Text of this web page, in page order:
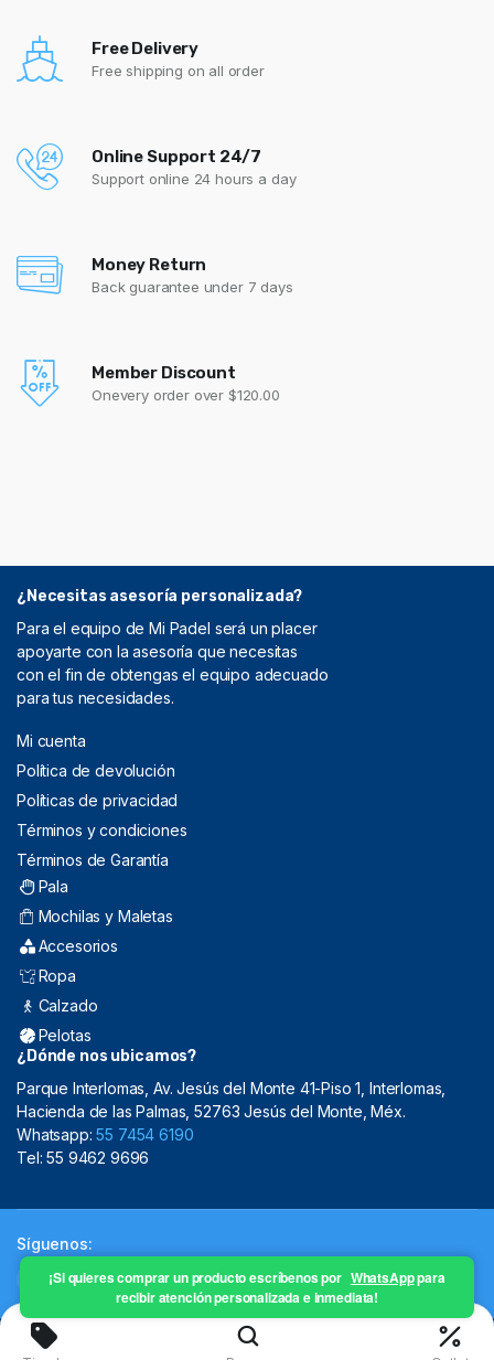
Free Delivery
Free shipping on all order
Online Support 24/7
Support online 24 hours a day
Money Return
Back guarantee under 7 days
Member Discount
Onevery order over $120.00
¿Necesitas asesoría personalizada?
Para el equipo de Mi Padel será un placer
apoyarte con la asesoría que necesitas
con el fin de obtengas el equipo adecuado
para tus necesidades.
Mi cuenta
Política de devolución
Políticas de privacidad
Términos y condiciones
Términos de Garantía
Pala
Mochilas y Maletas
Accesorios
Ropa
Calzado
Pelotas
¿Dónde nos ubicamos?
Parque Interlomas, Av. Jesús del Monte 41-Piso 1, Interlomas,
Hacienda de las Palmas, 52763 Jesús del Monte, Méx.
Whatsapp:55 7454 6190
Tel: 55 9462 9696
Síguenos:
Copyright 2024 © Mistral Sporting Goods 2024
¡Si quieres comprar un producto escríbenos por WhatsApppara
recibir atención personalizada e inmediata!